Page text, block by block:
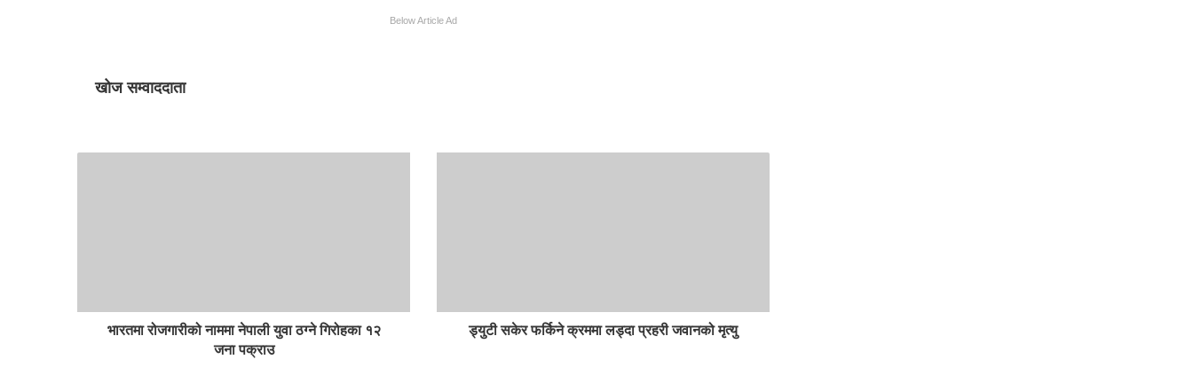
Below Article Ad
खोज सम्वाददाता
भारतमा रोजगारीको नाममा नेपाली युवा ठग्ने गिरोहका १२
जना पक्राउ
ड्युटी सकेर फर्किने क्रममा लड्दा प्रहरी जवानको मृत्यु